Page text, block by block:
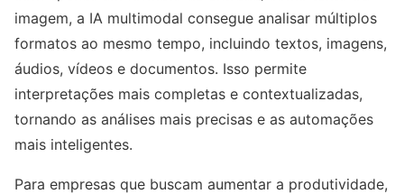
imagem, a IA multimodal consegue analisar múltiplos
formatos ao mesmo tempo, incluindo textos, imagens,
áudios, vídeos e documentos. Isso permite
interpretações mais completas e contextualizadas,
tornando as análises mais precisas e as automações
mais inteligentes.
Para empresas que buscam aumentar a produtividade,